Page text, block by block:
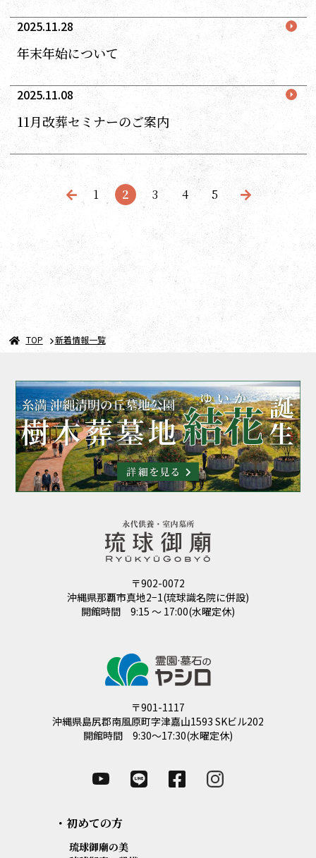
2025.11.28
年末年始について
2025.11.08
11月改葬セミナーのご案内
1 2 3 4 5
TOP 新着情報一覧
〒902-0072
沖縄県那覇市真地2−1(琉球識名院に併設)
開館時間 9:15 ～ 17:00(水曜定休)
〒901-1117
沖縄県島尻郡南風原町字津嘉山1593 SKビル202
開館時間 9:30～17:30(水曜定休)
・初めての方
琉球御廟の美